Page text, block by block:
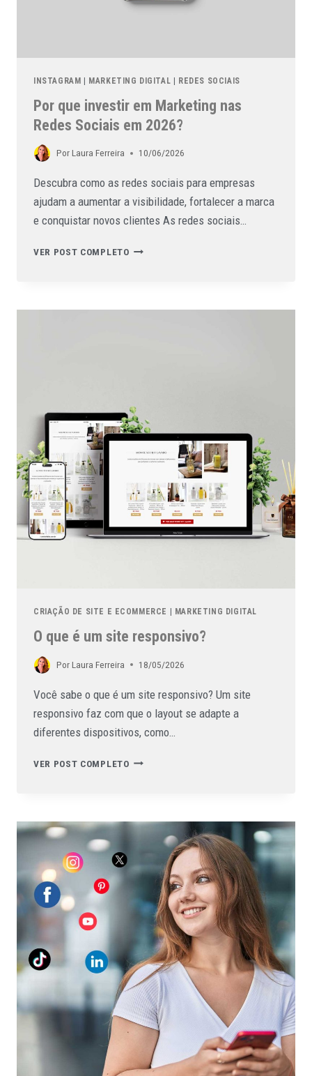
INSTAGRAM | MARKETING DIGITAL | REDES SOCIAIS
Por que investir em Marketing nas
Redes Sociais em 2026?
PorLaura Ferreira 10/06/2026
Descubra como as redes sociais para empresas
ajudam a aumentar a visibilidade, fortalecer a marca
e conquistar novos clientes As redes sociais…
VER POST COMPLETO
CRIAÇÃO DE SITE E ECOMMERCE MARKETING DIGITAL
O que é um site responsivo?
PorLaura Ferreira 18/05/2026
Você sabe o que é um site responsivo? Um site
responsivo faz com que o layout se adapte a
diferentes dispositivos, como…
VER POST COMPLETO